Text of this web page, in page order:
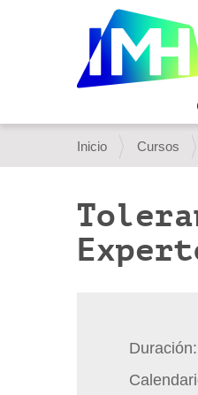
v
a
c
i
U
s
e
Inicio Cursos
Duración